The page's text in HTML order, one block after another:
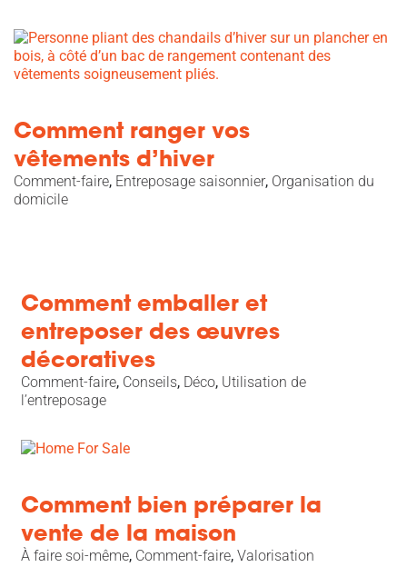
Comment ranger vos
vêtements d’hiver
Comment-faire, Entreposage saisonnier, Organisation du
domicile
Comment emballer et
entreposer des œuvres
décoratives
Comment-faire, Conseils, Déco, Utilisation de
l’entreposage
Comment bien préparer la
vente de la maison
À faire soi-même, Comment-faire,Valorisation